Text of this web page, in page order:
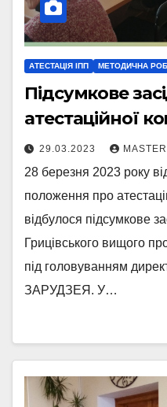
АТЕСТАЦІЯ ІПП МЕТОДИЧНА
Підсумкове
атестаційної
29.03.2023
28 березня 2023 року
положення про
відбулося підсумкове
Грицівського вищого
під головуванням
ЗАРУДЗЕЯ. У…